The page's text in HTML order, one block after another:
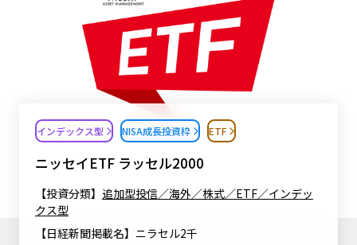
ファンド情報TOP
基準価額一覧
ファンド比較
決算カレンダー
海外休日カレンダー
マーケット情報
マーケット情報TOP
マーケット指数
大関 洋の「十字路」
コラム
資産形成ポータル
資産形成ポータルTOP
Nダイレクト
サステナビリティ
サステナビリティTOP
ニッセイアセットについて
ニッセイアセットについてTOP
ニッセイETF ラッセル2000
インデックス型 NISA成長投資枠 ETF
【投資分類】 追加型投信／海外／株式／ETF／インデッ
クス型
【日経新聞掲載名】ニラセル2千